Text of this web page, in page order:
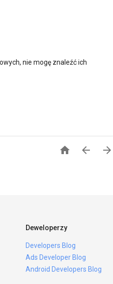
nie mogę znaleźć ich
  
Deweloperzy
Developers Blog
Ads Developer Blog
Android Developers Blog